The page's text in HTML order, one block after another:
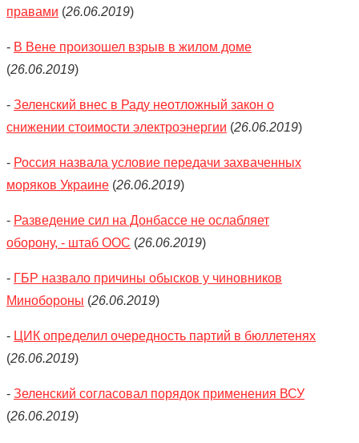
правами (26.06.2019)
- В Вене произошел взрыв в жилом доме
(26.06.2019)
- Зеленский внес в Раду неотложный закон о
снижении стоимости электроэнергии (26.06.2019)
- Россия назвала условие передачи захваченных
моряков Украине (26.06.2019)
- Разведение сил на Донбассе не ослабляет
оборону, - штаб ООС (26.06.2019)
- ГБР назвало причины обысков у чиновников
Минобороны (26.06.2019)
- ЦИК определил очередность партий в бюллетенях
(26.06.2019)
- Зеленский согласовал порядок применения ВСУ
(26.06.2019)